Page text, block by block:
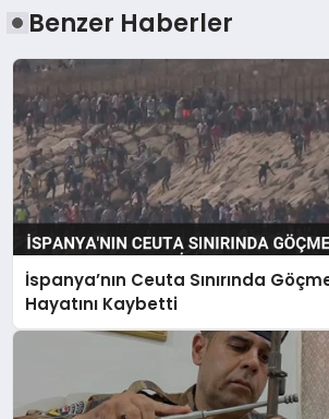
Benzer Haberler
İspanya’nın Ceuta Sınırında
Hayatını Kaybetti